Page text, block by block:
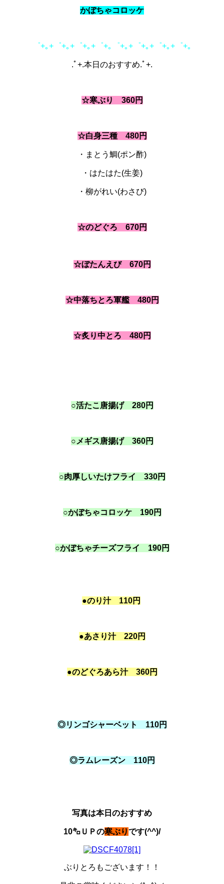
かぼちゃコロッケ
゜+｡+゜+｡+゜+｡+゜+｡゜+｡+゜+｡+゜+｡+゜+｡
.ﾟ+.本日のおすすめ.ﾟ+.
☆寒ぶり 360円
☆白身三種 480円
・まとう鯛(ポン酢)
・はたはた(生姜)
・柳がれい(わさび)
☆のどぐろ 670円
☆ぼたんえび 670円
☆中落ちとろ軍艦 480円
☆炙り中とろ 480円
○活たこ唐揚げ 280円
○メギス唐揚げ 360円
○肉厚しいたけフライ 330円
○かぼちゃコロッケ 190円
○かぼちゃチーズフライ 190円
●のり汁 110円
●あさり汁 220円
●のどぐろあら汁 360円
◎リンゴシャーベット 110円
◎ラムレーズン 110円
写真は本日のおすすめ
10㌔ＵＰの寒ぶりです(^^)/
ぶりとろもございます！！